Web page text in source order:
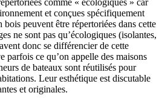
et conçues spécifiquement
bois peuvent être répertoriées dans cette
ne sont pas qu’écologiques (isolantes,
donc se différencier de cette
parfois ce qu’on appelle des maisons
de bateaux sont réutilisés pour
Leur esthétique est discutable
et originales.